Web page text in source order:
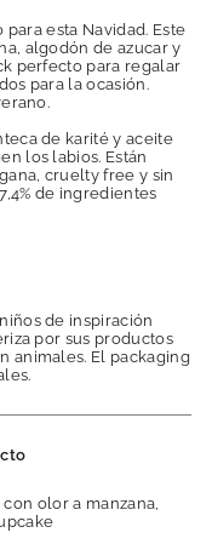
esta Navidad. Este
algodón de azucar y
perfecto para regalar
para la ocasión.
de karité y aceite
los labios. Están
cruelty free y sin
de ingredientes
de inspiración
por sus productos
animales. El packaging
olor a manzana,